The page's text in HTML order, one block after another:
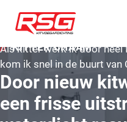
KITTER CHAAM
Als kitter werk ik door heel
kom ik snel in de buurt van
Door nieuw
een frisse